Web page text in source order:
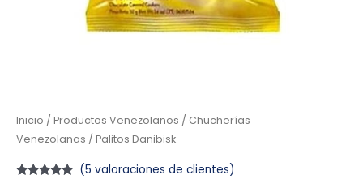
Inicio / Productos Venezolanos / Chucherías
Venezolanas / Palitos Danibisk
(5 valoraciones de clientes)